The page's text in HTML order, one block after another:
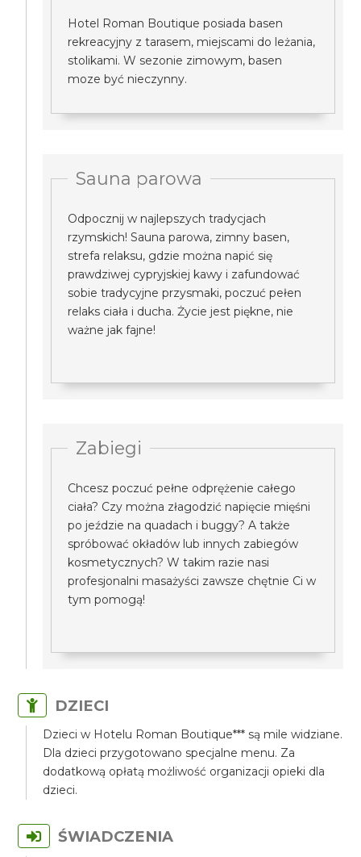
Hotel Roman Boutique posiada basen
rekreacyjny z tarasem, miejscami do leżania,
stolikami. W sezonie zimowym, basen
moze być nieczynny.
Sauna parowa
Odpocznij w najlepszych tradycjach
rzymskich! Sauna parowa, zimny basen,
strefa relaksu, gdzie można napić się
prawdziwej cypryjskiej kawy i zafundować
sobie tradycyjne przysmaki, poczuć pełen
relaks ciała i ducha. Życie jest piękne, nie
ważne jak fajne!
Zabiegi
Chcesz poczuć pełne odprężenie całego
ciała? Czy można złagodzić napięcie mięśni
po jeździe na quadach i buggy? A także
spróbować okładów lub innych zabiegów
kosmetycznych? W takim razie nasi
profesjonalni masażyści zawsze chętnie Ci w
tym pomogą!
DZIECI
Dzieci w Hotelu Roman Boutique*** są mile widziane.
Dla dzieci przygotowano specjalne menu. Za
dodatkową opłatą możliwość organizacji opieki dla
dzieci.
ŚWIADCZENIA